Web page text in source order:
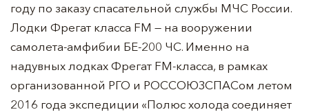
году по заказу спасательной службы МЧС России.
Лодки Фрегат класса FM — на вооружении
самолета-амфибии БЕ-200 ЧС. Именно на
надувных лодках Фрегат FM-класса, в рамках
организованной РГО и РОССОЮЗСПАСом летом
2016 года экспедиции «Полюс холода соединяет